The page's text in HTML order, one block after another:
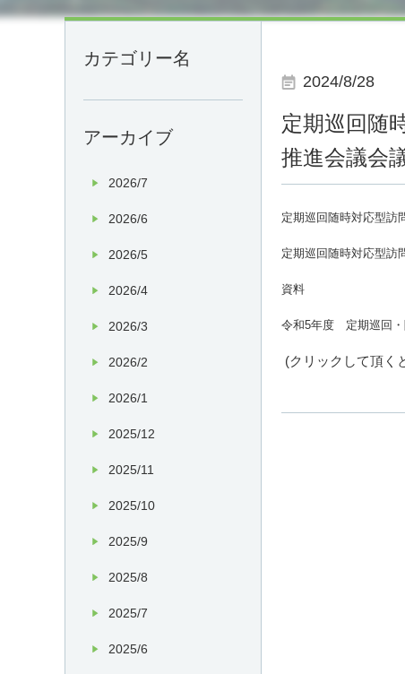
2024/8/28
定期巡回随
推進会議会
定期巡回随時対応型
定期巡回随時対応型
資料
令和5年度 定期巡回
(クリックして頂く
カテゴリー名
アーカイブ
2026/7
2026/6
2026/5
2026/4
2026/3
2026/2
2026/1
2025/12
2025/11
2025/10
2025/9
2025/8
2025/7
2025/6